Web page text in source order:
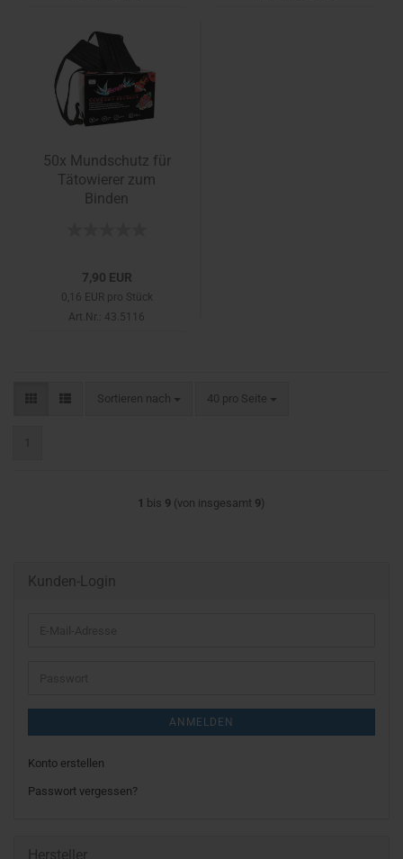
50x Mundschutz für
Tätowierer zum
Binden
7,90 EUR
0,16 EUR pro Stück
Art.Nr.: 43.5116
Sortieren nach
Sortieren nach 40 pro Seite
pro Seite
1 bis 9 (von insgesamt 9)
Kunden-Login
ANMELDEN
Konto erstellen
Passwort vergessen?
Hersteller